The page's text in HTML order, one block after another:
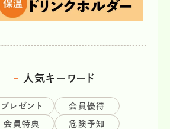
人気キーワード
プレゼント 会員優待
会員特典 危険予知